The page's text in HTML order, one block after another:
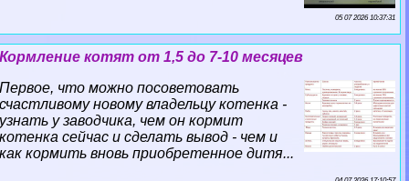
05 07 2026 10:37:31
Кормление котят от 1,5 до 7-10 месяцев
Первое, что можно посоветовать
счастливому новому владельцу котенка -
узнать у заводчика, чем он кормит
котенка сейчас и сделать вывод - чем и
как кормить вновь приобретенное дитя...